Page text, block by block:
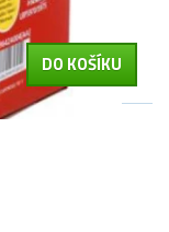
DO KOŠÍKU